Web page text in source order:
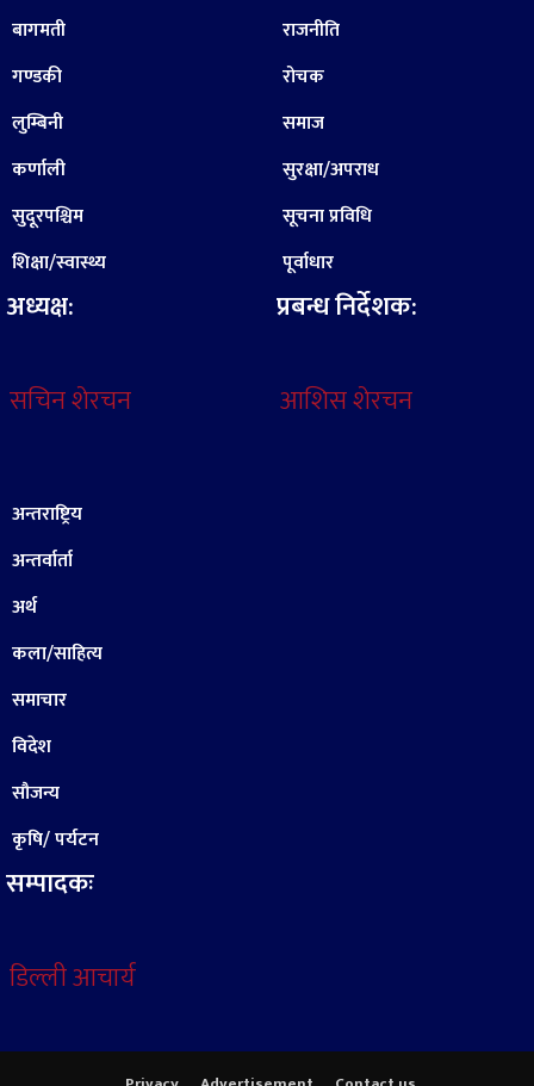
बागमती
गण्डकी
लुम्बिनी
कर्णाली
सुदूरपश्चिम
शिक्षा/स्वास्थ्य
अध्यक्ष:
सचिन शेरचन
राजनीति
रोचक
समाज
सुरक्षा/अपराध
सूचना प्रविधि
पूर्वाधार
प्रबन्ध निर्देशक:
आशिस शेरचन
अन्तराष्ट्रिय
अन्तर्वार्ता
अर्थ
कला/साहित्य
समाचार
विदेश
सौजन्य
कृषि/ पर्यटन
सम्पादकः
डिल्ली आचार्य